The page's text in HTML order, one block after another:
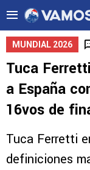
MUNDIAL 2026
Tuca
a España
16vos de
Tuca Ferretti
definiciones